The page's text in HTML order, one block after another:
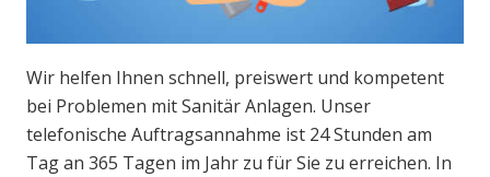
Wir helfen Ihnen schnell, preiswert und kompetent
bei Problemen mit Sanitär Anlagen. Unser
telefonische Auftragsannahme ist 24 Stunden am
Tag an 365 Tagen im Jahr zu für Sie zu erreichen. In